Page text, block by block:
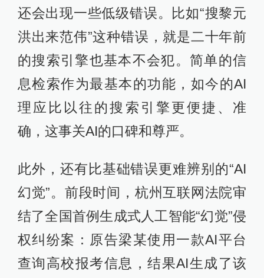
还会出现一些低级错误。比如“搜黎元
洪出来范伟”这种错误，就是二十年前
的搜索引擎也基本不会犯。简单的信
息检索作为最基本的功能，如今的AI
理应比以往的搜索引擎更便捷、准
确，这事关AI的口碑和尊严。
此外，还有比基础错误更难辨别的“AI
幻觉”。前段时间，杭州互联网法院审
结了全国首例生成式人工智能“幻觉”侵
权纠纷案：原告梁某使用一款AI平台
查询高校报考信息，结果AI生成了该